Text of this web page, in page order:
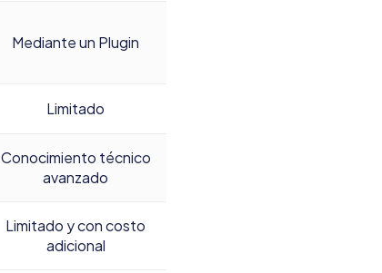
Mediante un Plugin
Limitado
Conocimiento técnico
avanzado
Limitado y con costo
adicional